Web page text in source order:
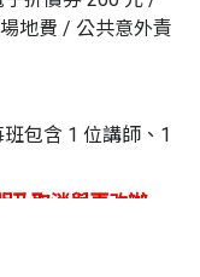
現場情況而定）
始囉
食農
習單，拿獎狀
地費 / 公共意外責
包含 1 位講師、1
及取消與更改辦